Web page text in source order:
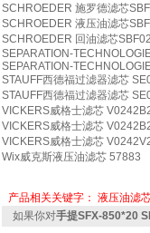
SCHROEDER 施罗德滤芯
SCHROEDER 液压油滤芯
SCHROEDER 回油滤芯
SEPARATION-
SEPARATION-
STAUFF西德福过滤器滤芯
STAUFF西德福过滤器滤芯
VICKERS威格士滤芯
VICKERS威格士滤芯
VICKERS威格士滤芯
Wix威克斯液压油滤芯 57883
产品相关关键字： 液压油滤
如果你对手提SFX-850*20